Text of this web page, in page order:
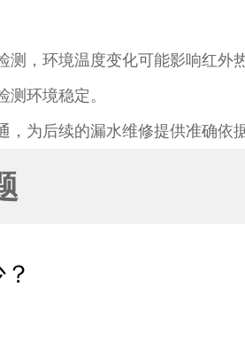
，环境温度变化可能影响红外
环境稳定。​
为后续的漏水维修提供准确依据